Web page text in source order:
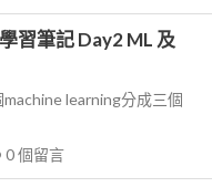
習筆記 Day2 ML 及
learning分成三個
0個留言